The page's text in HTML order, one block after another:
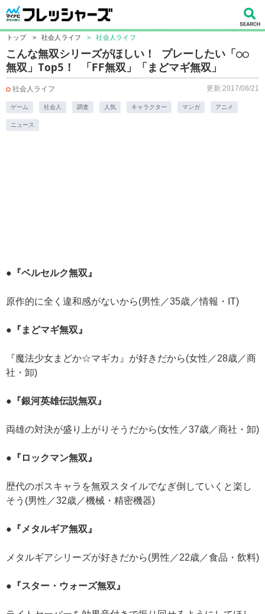
トップ > 社会人ライフ > 社会人ライフ
こんな無双シリーズがほしい！ プレーしたい「○○
無双」Top5！ 「FF無双」「まどマギ無双」
社会人ライフ 更新:2017/08/21
ゲーム 社会人 調査 人気 キャラクター マンガ アニメ
ニュース
●『ベルセルク無双』
原作的に全く違和感がないから(男性／35歳／情報・IT)
●『まどマギ無双』
『魔法少女まどか☆マギカ』が好きだから(女性／28歳／商
社・卸)
●『銀河英雄伝説無双』
両雄の対決が盛り上がりそうだから(女性／37歳／商社・卸)
●『ロックマン無双』
歴代のボスキャラを無双スタイルでなぎ倒していくと楽し
そう(男性／32歳／機械・精密機器)
●『メタルギア無双』
メタルギアシリーズが好きだから(男性／22歳／食品・飲料)
●『スター・ウォーズ無双』